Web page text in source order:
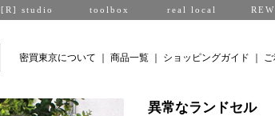
[R] studio toolbox real local
密買東京について 商品一覧 ショッピングガイド
異常なランドセル